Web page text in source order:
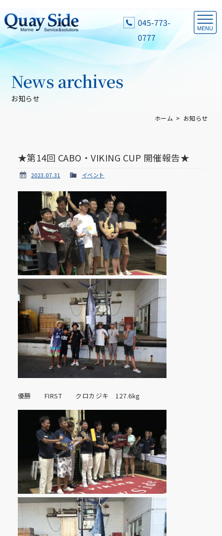
045-773-
0777
お知らせ
News archives
ホーム お知らせ
★第14回 CABO・VIKING CUP 開催報告★
2023.07.31 イベント
優勝 FIRST クロカジキ 127.6kg